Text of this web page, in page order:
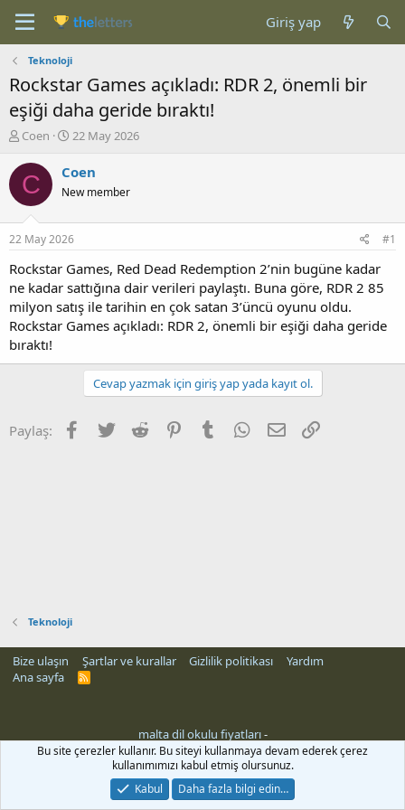
Giriş yap
Teknoloji
Rockstar Games açıkladı: RDR 2, önemli bir
eşiği daha geride bıraktı!
K
n
b
u
u
b
a
l
a
t
a
n
Coen
B
ş
a
g
ı
ç
a
r
i
i
22 May 2026
C Coen
New member
22 May 2026 #1
Rockstar Games, Red Dead Redemption 2’nin bugüne kadar
ne kadar sattığına dair verileri paylaştı. Buna göre, RDR 2 85
milyon satış ile tarihin en çok satan 3’üncü oyunu oldu.
Rockstar Games açıkladı: RDR 2, önemli bir eşiği daha geride
bıraktı!
Cevap yazmak için giriş yap yada kayıt ol.
Paylaş: Facebook
Twitter Reddit PinterestTumblr WhatsApp
E-posta
Teknoloji
Bize ulaşın Şartlar ve kurallar Gizlilik politikası
Yardım
Ana sayfa
R
malta dil okulu fiyatları-
Bu site çerezler kullanır. Bu siteyi kullanmaya devam ederek çerez
kullanımımızı kabul etmiş olursunuz.
Kabul
Daha fazla bilgi edin…